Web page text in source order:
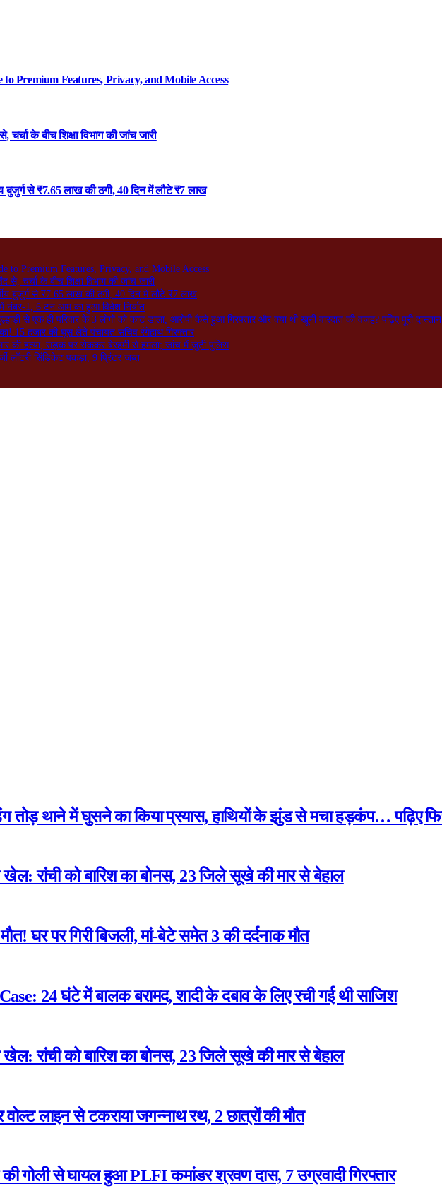
Premium Features, Privacy, and Mobile Access
चर्चा के बीच शिक्षा विभाग की जांच जारी
से ₹7.65 लाख की ठगी, 40 दिन में लौटे ₹7 लाख
to Premium Features, Privacy, and Mobile Access
से, चर्चा के बीच शिक्षा विभाग की जांच जारी
बुजुर्ग से ₹7.65 लाख की ठगी, 40 दिन में लौटे ₹7 लाख
नंबर-1, 6 टन आम का हुआ विदेश निर्यात
से एक ही परिवार के 3 लोगों को काट डाला, आरोपी कैसे हुआ गिरफ्तार और क्या थी खूनी वारदात की वजह? पढ़िए पूरी दास्तान
15 हजार की घूस लेते पंचायत सचिव रंगेहाथ गिरफ्तार
की हत्या, सड़क पर रोककर बेरहमी से हमला; जांच में जुटी पुलिस
लॉटरी सिंडिकेट पकड़ा, 9 प्रिंटर जब्त
तोड़ थाने में घुसने का किया प्रयास, हाथियों के झुंड से मचा हड़कंप… पढ़िए
रांची को बारिश का बोनस, 23 जिले सूखे की मार से बेहाल
घर पर गिरी बिजली, मां-बेटे समेत 3 की दर्दनाक मौत
24 घंटे में बालक बरामद, शादी के दबाव के लिए रची गई थी साजिश
रांची को बारिश का बोनस, 23 जिले सूखे की मार से बेहाल
वोल्ट लाइन से टकराया जगन्नाथ रथ, 2 छात्रों की मौत
गोली से घायल हुआ PLFI कमांडर श्रवण दास, 7 उग्रवादी गिरफ्तार